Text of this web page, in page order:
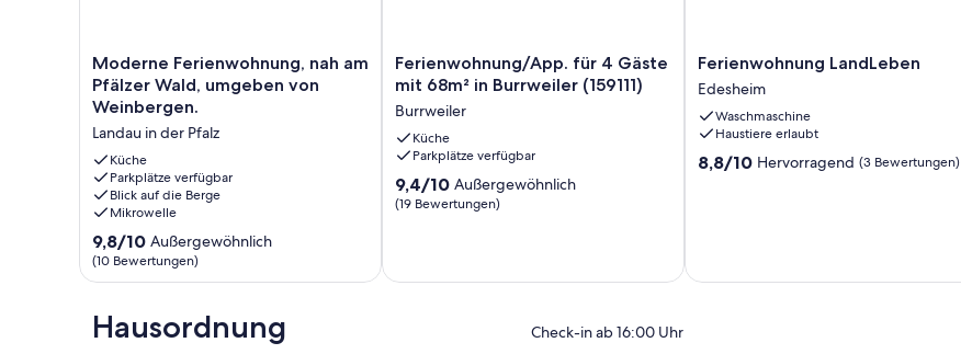
Moderne
Ferienwohnung,
nah
Pfälzer
Wald,
umgeben
von
Weinbergen.
Landau
in
der
Moderne Ferienwohnung, nah am
Pfälzer Wald, umgeben von
Weinbergen.
Landau in der Pfalz
Küche
Parkplätze verfügbar
Blick auf die Berge
Mikrowelle
9.8
von
10,
(10
Bewertungen)
9,8/10 Außergewöhnlich
(10 Bewertungen)
Ferienwohnung/App.
für
Gäste
mit
68m²
in
Burrweiler
Ferienwohnung/App. für 4 Gäste
mit 68m² in Burrweiler (159111)
Burrweiler
Küche
Parkplätze verfügbar
9.4
von
Bewertungen)
9,4/10 Außergewöhnlich
(19 Bewertungen)
Ferienwohnung
LandLeben
Edesheim
Ferienwohnung LandLeben
Edesheim
Waschmaschine
Haustiere erlaubt
8.8
8,8/10 Hervorragend (3 Bewertungen)
Hausordnung Check-in ab 16:00 Uhr